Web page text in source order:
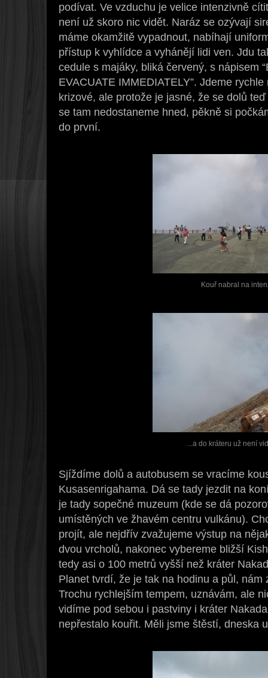
podívat. Ve vzduchu je velice intenzivně
není už skoro nic vidět. Naráz se ozývají
máme okamžitě vypadnout, nabíhají
přístup k vyhlídce a vyhánějí lidi ven. Jdu
cedule s majáky, bliká červený, s nápisem
EVACUATE IMMEDIATELY”. Jdeme
krizové, ale protože je jasné, že se dolů
se tam nedostaneme hned, pěkně si
do první.
Kouř nabral na
...a do kráteru už není
Sjíždíme dolů a autobusem se vracíme
Kusasenrigahama. Dá se tady jezdit na
je tady sopečné muzeum (kde se dá
umístěných ve žhavém centru vulkánu).
projít, ale nejdřív zvažujeme výstup na
dvou vrcholů, nakonec vybereme bližší
tedy asi o 100 metrů vyšší než kráter
Planet tvrdí, že je tak na hodinu a půl, nám
Trochu rychlejším tempem, uznávám, ale
vidíme pod sebou i pastviny i kráter
nepřestalo kouřit. Měli jsme štěstí, dneska